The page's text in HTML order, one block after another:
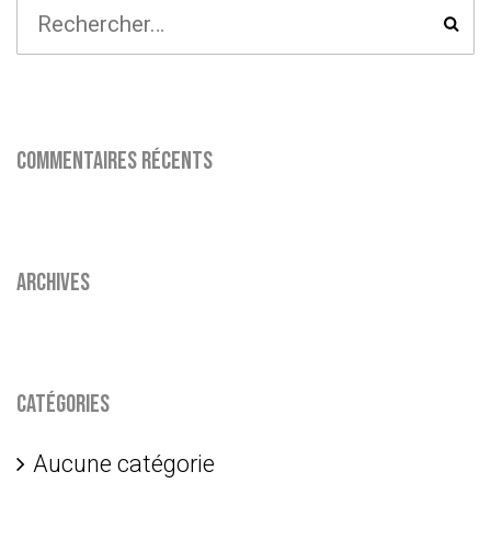
Commentaires récents
Archives
Catégories
Aucune catégorie